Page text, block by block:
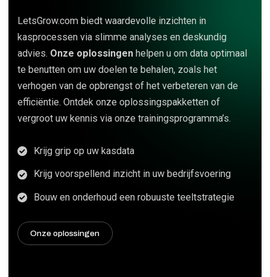
LetsGrow.com biedt waardevolle inzichten in
kasprocessen via slimme analyses en deskundig
advies. Onze oplossingenhelpen u om data optimaal
te benutten om uw doelen te behalen, zoals het
verhogen van de opbrengst of het verbeteren van de
efficiëntie. Ontdek onze oplossingspakketten of
vergroot uw kennis via onze trainingsprogramma’s.
Krijg grip op uw kasdata
Krijg voorspellend inzicht in uw bedrijfsvoering
Bouw en onderhoud een robuuste teeltstrategie
Onze oplossingen